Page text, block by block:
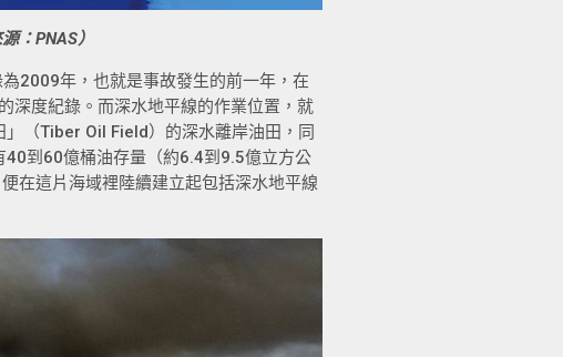
：PNAS）
2009年，也就是事故發生的前一年，在
深度紀錄。而深水地平線的作業位置，就
（Tiber Oil Field）的深水離岸油田，同
到60億桶油存量（約6.4到9.5億立方公
在這片海域裡陸續建立起包括深水地平線